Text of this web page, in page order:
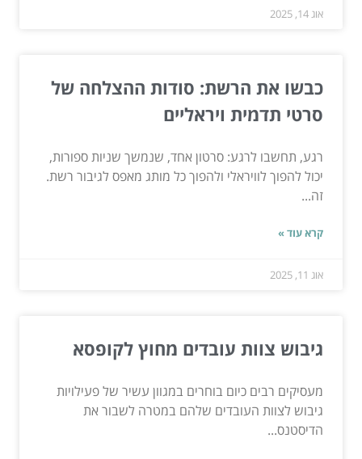
אוג 14, 2025
כבשו את הרשת: סודות ההצלחה של
סרטי תדמית ויראליים
רגע, תחשבו לרגע: סרטון אחד, שנמשך שניות ספורות,
יכול להפוך לוויראלי ולהפוך כל מותג מאפס לגיבור רשת.
זה...
קרא עוד »
אוג 11, 2025
גיבוש צוות עובדים מחוץ לקופסא
מעסיקים רבים כיום בוחרים במגוון עשיר של פעילויות
גיבוש לצוות העובדים שלהם במטרה לשבור את
הדיסטנס...